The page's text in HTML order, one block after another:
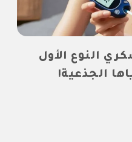
النوع الأول
الجذعية!